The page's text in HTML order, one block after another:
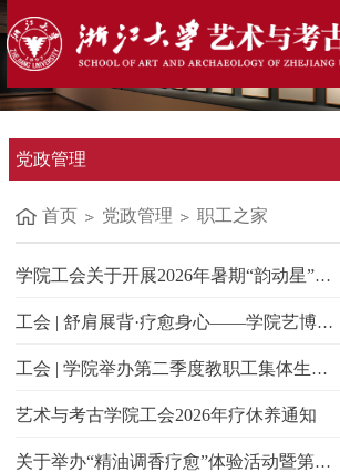
党政管理
首页 党政管理 职工之家
学院工会关于开展2026年暑期“韵动星”活动的通知
工会 | 舒肩展背·疗愈身心——学院艺博馆工会小组举办瑜伽普拉提系列课程活动
工会 | 学院举办第二季度教职工集体生日会暨精油调香疗愈体验活动
艺术与考古学院工会2026年疗休养通知
关于举办“精油调香疗愈”体验活动暨第二季度教职工集体生日会的通知